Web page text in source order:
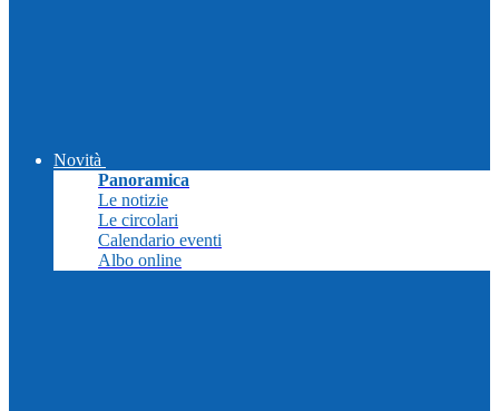
Novità
Panoramica
Le notizie
Le circolari
Calendario eventi
Albo online